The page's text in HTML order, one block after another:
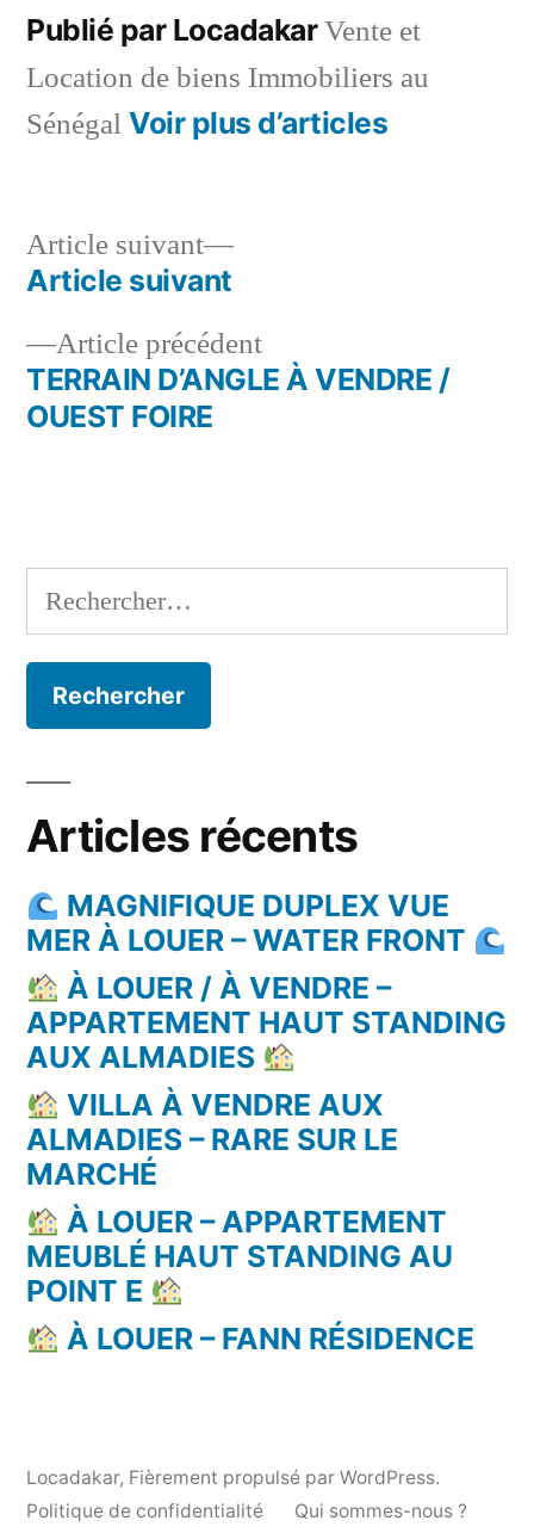
Publié par LocadakarVente et
Location de biens Immobiliers au
Sénégal Voir plus d’articles
Navigation
de
l’article
Article précédentArticle
précédent :
TERRAIN D’ANGLE À VENDRE /
OUEST FOIRE
Article suivant
Article
Article suivant
Rechercher :
Articles récents
MAGNIFIQUE DUPLEX VUE
MER À LOUER – WATER FRONT
À LOUER / À VENDRE –
APPARTEMENT HAUT STANDING
AUX ALMADIES
VILLA À VENDRE AUX
ALMADIES – RARE SUR LE
MARCHÉ
À LOUER – APPARTEMENT
MEUBLÉ HAUT STANDING AU
POINT E
À LOUER – FANN RÉSIDENCE
Locadakar, Fièrement propulsé par WordPress.
Politique de confidentialité
Qui sommes-nous ?